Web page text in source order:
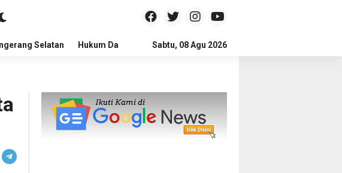
Selatan Hukum Dan Kriminal Politik Pendidikan
Sabtu, 08 Agu 2026